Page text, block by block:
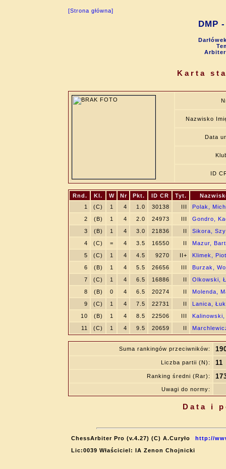
[Strona główna]
DMP
Karta
Nazwisko
Data
ID
Rnd. Kl. W Nr Pkt. ID CR Tyt.
1
(C) 1 4 1.0 30138 III
Polak,
2
(B) 1 4 2.0 24973 III
Gondro,
3
(B) 1 4 3.0 21836 II
Sikora,
4
(C) = 4 3.5 16550 II
Mazur,
5
(C) 1 4 4.5 9270 II+
Klimek,
6
(B) 1 4 5.5 26656 III
Burzak,
7
(C) 1 4 6.5 16886 II
Olkowski,
8
(B) 0 4 6.5 20274 II
Molenda,
9
(C) 1 4 7.5 22731 II
Lanica,
10
(B) 1 4 8.5 22506 III
Kalinowski,
11
(C) 1 4 9.5 20659 II
Suma rankingów przeciwników:
Liczba partii (N): 11
Ranking średni (Rar):
Uwagi do normy:
Data i
ChessArbiter Pro (v.4.27) (C) A.Curyło
http://
Lic:0039 Właściciel: IA Zenon Chojnicki